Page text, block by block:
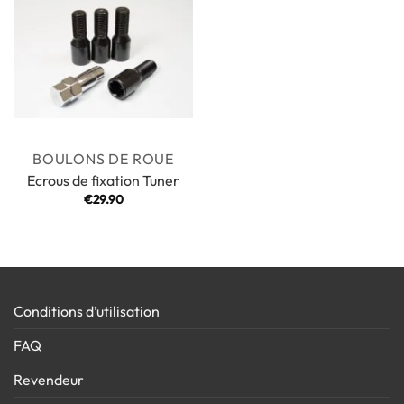
BOULONS DE ROUE
Ecrous de fixation Tuner
€29.90
Conditions d’utilisation
FAQ
Revendeur